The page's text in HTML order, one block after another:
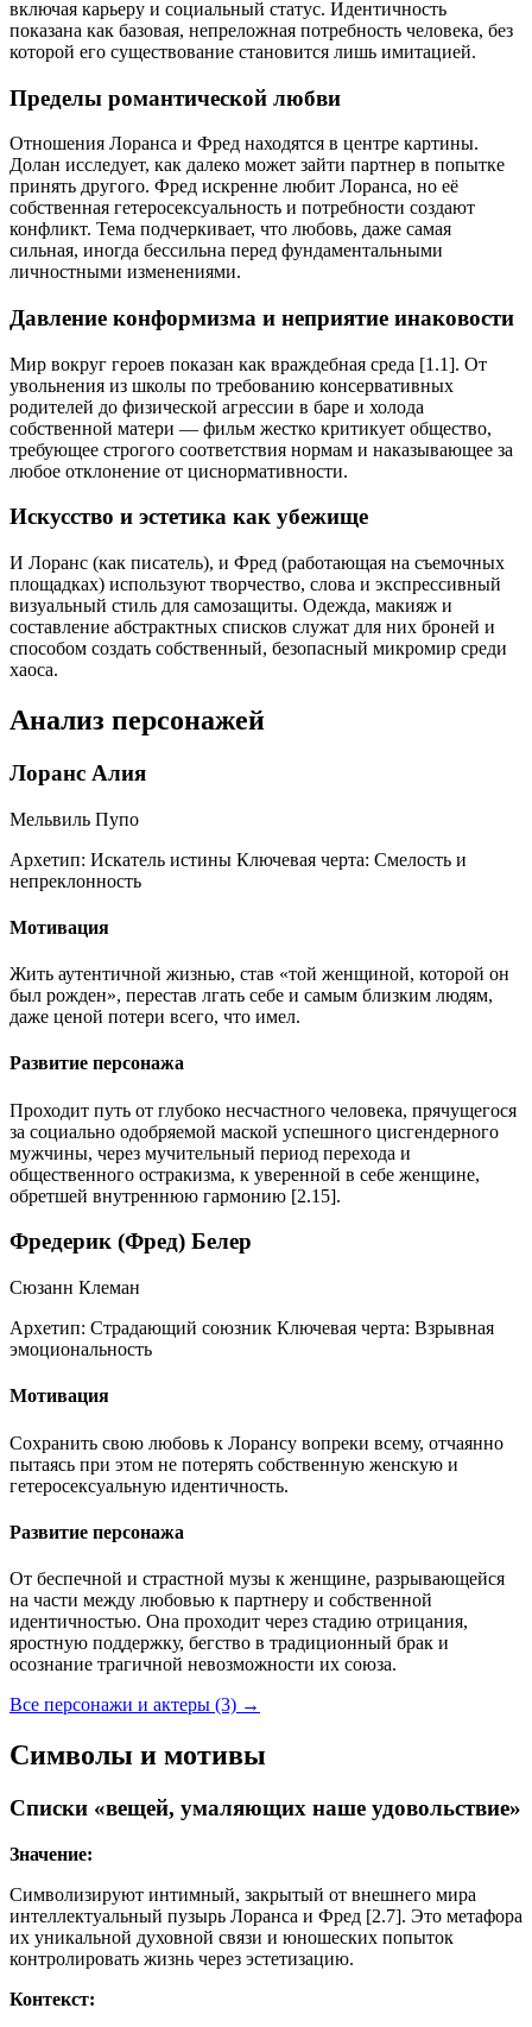
включая карьеру и социальный статус. Идентичность
показана как базовая, непреложная потребность человека, без
которой его существование становится лишь имитацией.
Пределы романтической любви
Отношения Лоранса и Фред находятся в центре картины.
Долан исследует, как далеко может зайти партнер в попытке
принять другого. Фред искренне любит Лоранса, но её
собственная гетеросексуальность и потребности создают
конфликт. Тема подчеркивает, что любовь, даже самая
сильная, иногда бессильна перед фундаментальными
личностными изменениями.
Давление конформизма и неприятие инаковости
Мир вокруг героев показан как враждебная среда [1.1]. От
увольнения из школы по требованию консервативных
родителей до физической агрессии в баре и холода
собственной матери — фильм жестко критикует общество,
требующее строгого соответствия нормам и наказывающее за
любое отклонение от циснормативности.
Искусство и эстетика как убежище
И Лоранс (как писатель), и Фред (работающая на съемочных
площадках) используют творчество, слова и экспрессивный
визуальный стиль для самозащиты. Одежда, макияж и
составление абстрактных списков служат для них броней и
способом создать собственный, безопасный микромир среди
хаоса.
Анализ персонажей
Лоранс Алия
Мельвиль Пупо
Архетип: Искатель истины Ключевая черта: Смелость и
непреклонность
Мотивация
Жить аутентичной жизнью, став «той женщиной, которой он
был рожден», перестав лгать себе и самым близким людям,
даже ценой потери всего, что имел.
Развитие персонажа
Проходит путь от глубоко несчастного человека, прячущегося
за социально одобряемой маской успешного цисгендерного
мужчины, через мучительный период перехода и
общественного остракизма, к уверенной в себе женщине,
обретшей внутреннюю гармонию [2.15].
Фредерик (Фред) Белер
Сюзанн Клеман
Архетип: Страдающий союзник Ключевая черта: Взрывная
эмоциональность
Мотивация
Сохранить свою любовь к Лорансу вопреки всему, отчаянно
пытаясь при этом не потерять собственную женскую и
гетеросексуальную идентичность.
Развитие персонажа
От беспечной и страстной музы к женщине, разрывающейся
на части между любовью к партнеру и собственной
идентичностью. Она проходит через стадию отрицания,
яростную поддержку, бегство в традиционный брак и
осознание трагичной невозможности их союза.
Все персонажи и актеры (3) →
Символы и мотивы
Списки «вещей, умаляющих наше удовольствие»
Значение:
Символизируют интимный, закрытый от внешнего мира
интеллектуальный пузырь Лоранса и Фред [2.7]. Это метафора
их уникальной духовной связи и юношеских попыток
контролировать жизнь через эстетизацию.
Контекст: